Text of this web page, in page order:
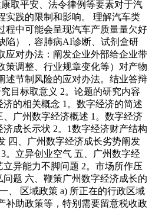
取平安、法令律例等要素对于汽
实践的限制和影响。 理解汽车类
程中可能会呈现汽车产质量量欠好
陷），容肺病AI诊断、试剂盒研
应对办法：阐发企业外部给企业带
策调整、行业规章变化等）对产物
述节制风险的应对办法。结业答辩
目标取意义 2。论题的研究内容
的相关概念 1。数字经济的简述
广州数字经济概述 1。数字经济
成长示状 2。1数字经济财产结构
四、广州数字经济成长劣势阐发
。立异创业空气 五、广州数字经
异能力不脚问题 2。市场所作压
题 六、鞭策广州数字经济成长的
、 区域政策 a) 所正在的行政区域
补助政策等，特别需要留意税收政